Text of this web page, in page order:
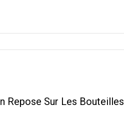
Repose Sur Les Bouteilles